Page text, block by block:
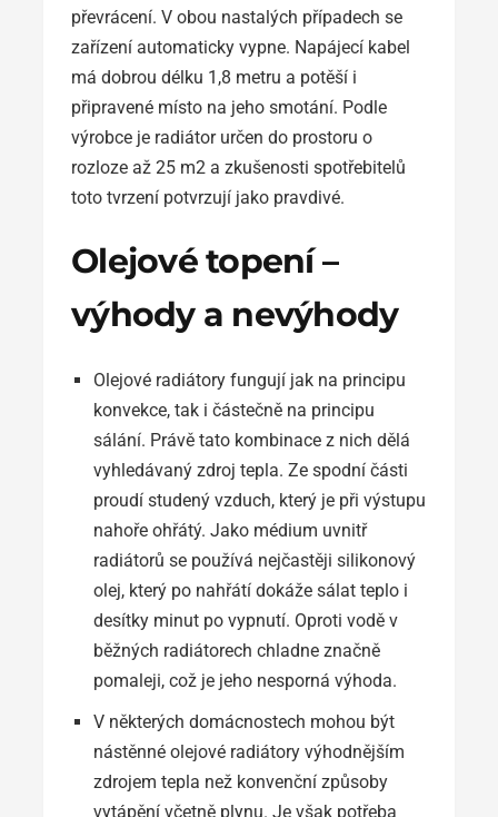
převrácení. V obou nastalých případech se
zařízení automaticky vypne. Napájecí kabel
má dobrou délku 1,8 metru a potěší i
připravené místo na jeho smotání. Podle
výrobce je radiátor určen do prostoru o
rozloze až 25 m2 a zkušenosti spotřebitelů
toto tvrzení potvrzují jako pravdivé.
Olejové topení –
výhody a nevýhody
Olejové radiátory fungují jak na principu
konvekce, tak i částečně na principu
sálání. Právě tato kombinace z nich dělá
vyhledávaný zdroj tepla. Ze spodní části
proudí studený vzduch, který je při výstupu
nahoře ohřátý. Jako médium uvnitř
radiátorů se používá nejčastěji silikonový
olej, který po nahřátí dokáže sálat teplo i
desítky minut po vypnutí. Oproti vodě v
běžných radiátorech chladne značně
pomaleji, což je jeho nesporná výhoda.
V některých domácnostech mohou být
nástěnné olejové radiátory výhodnějším
zdrojem tepla než konvenční způsoby
vytápění včetně plynu. Je však potřeba